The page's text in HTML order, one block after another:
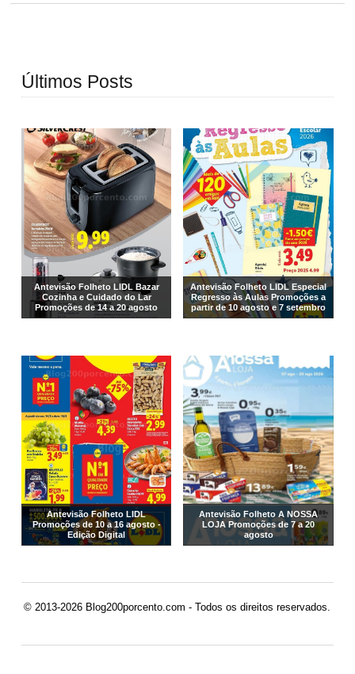
Últimos Posts
Antevisão Folheto LIDL Bazar
Cozinha e Cuidado do Lar
Promoções de 14 a 20 agosto
Antevisão Folheto LIDL Especial
Regresso às Aulas Promoções a
partir de 10 agosto e 7 setembro
Antevisão Folheto LIDL
Promoções de 10 a 16 agosto -
Edição Digital
Antevisão Folheto A NOSSA
LOJA Promoções de 7 a 20
agosto
© 2013-2026 Blog200porcento.com - Todos os direitos reservados.